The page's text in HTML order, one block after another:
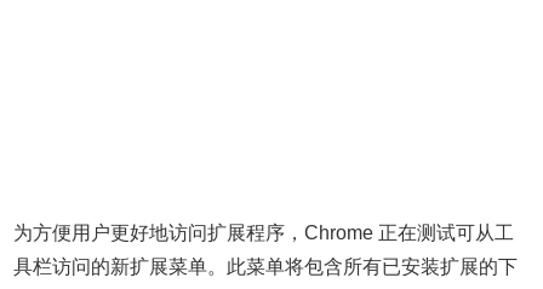
为方便用户更好地访问扩展程序，Chrome 正在测试可从工
具栏访问的新扩展菜单。此菜单将包含所有已安装扩展的下